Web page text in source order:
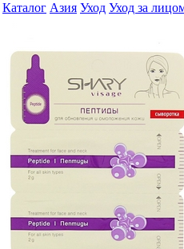
Каталог Азия Уход Уход за